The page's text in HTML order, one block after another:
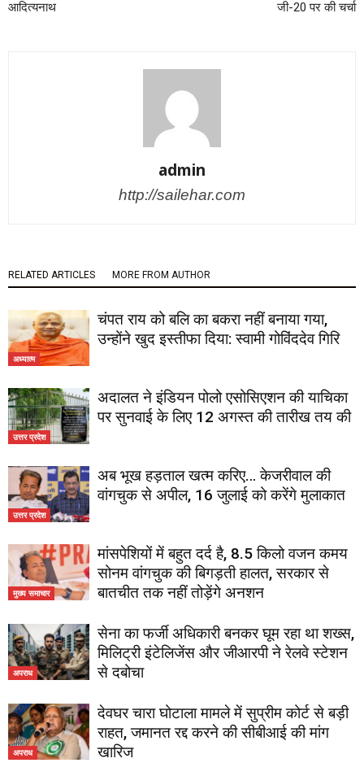
आद‍ित्‍यनाथ जी-20 पर की चर्चा
admin
http://sailehar.com
RELATED ARTICLES MORE FROM AUTHOR
अध्यात्म
चंपत राय को बलि का बकरा नहीं बनाया गया,
उन्होंने खुद इस्तीफा दिया: स्वामी गोविंददेव गिरि
उत्तर प्रदेश
अदालत ने इंडियन पोलो एसोसिएशन की याचिका
पर सुनवाई के लिए 12 अगस्त की तारीख तय की
उत्तर प्रदेश
अब भूख हड़ताल खत्म करिए… केजरीवाल की
वांगचुक से अपील, 16 जुलाई को करेंगे मुलाकात
मुख्य समाचार
मांसपेशियों में बहुत दर्द है, 8.5 किलो वजन कमय
सोनम वांगचुक की बिगड़ती हालत, सरकार से
बातचीत तक नहीं तोड़ेंगे अनशन
अपराध
सेना का फर्जी अधिकारी बनकर घूम रहा था शख्स,
मिलिट्री इंटेलिजेंस और जीआरपी ने रेलवे स्टेशन
से दबोचा
अपराध
देवघर चारा घोटाला मामले में सुप्रीम कोर्ट से बड़ी
राहत, जमानत रद्द करने की सीबीआई की मांग
खारिज